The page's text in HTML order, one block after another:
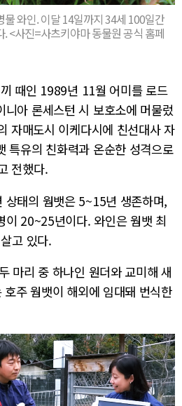
와인. 이달 14일까지 34세 100일간
<사진=사츠키야마 동물원 공식 홈페
때인 1989년 11월 어미를 로드
니아 론세스턴 시 보호소에 머물렀
자매도시 이케다시에 친선대사 자
특유의 친화력과 온순한 성격으로
전했다.
상태의 웜뱃은 5~15년 생존하며,
이 20~25년이다. 와인은 웜뱃 최
고 있다.
마리 중 하나인 원더와 교미해 새
주 웜뱃이 해외에 임대돼 번식한